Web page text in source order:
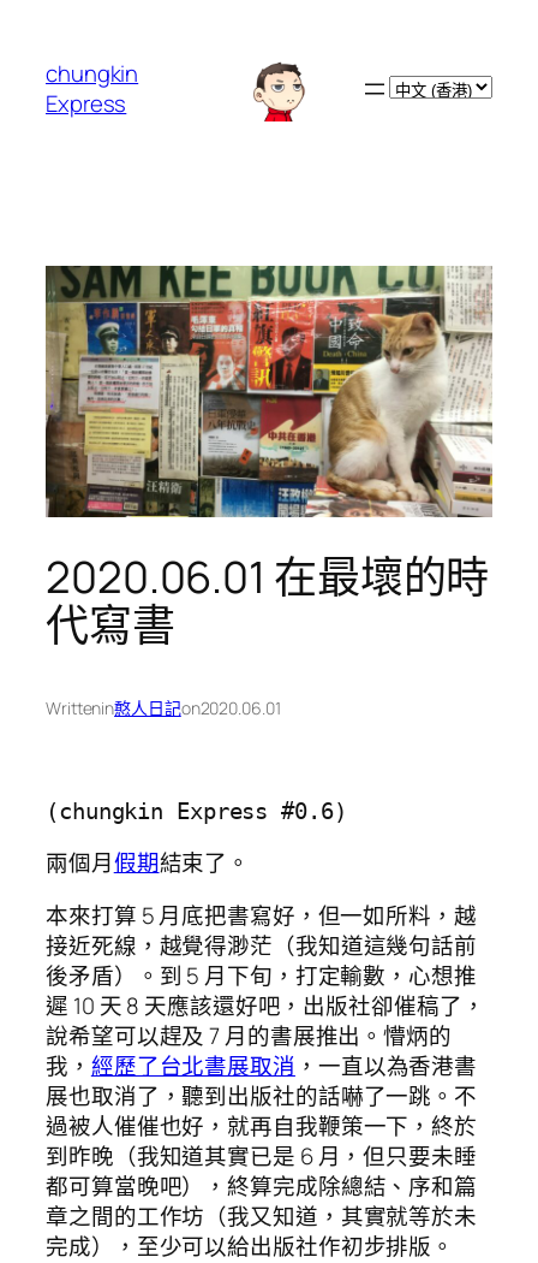
chungkin
Express
Choose
2020.06.01 在最壞的時
代寫書
Writtenin憨人日記on2020.06.01
(chungkin Express #0.6)
兩個月假期結束了。
本來打算 5 月底把書寫好，但一如所料，越
接近死線，越覺得渺茫（我知道這幾句話前
後矛盾）。到 5 月下旬，打定輸數，心想推
遲 10 天 8 天應該還好吧，出版社卻催稿了，
說希望可以趕及 7 月的書展推出。懵炳的
我， 經歷了台北書展取消 ，一直以為香港書
展也取消了，聽到出版社的話嚇了一跳。不
過被人催催也好，就再自我鞭策一下，終於
到昨晚（我知道其實已是 6 月，但只要未睡
都可算當晚吧），終算完成除總結、序和篇
章之間的工作坊（我又知道，其實就等於未
完成），至少可以給出版社作初步排版。